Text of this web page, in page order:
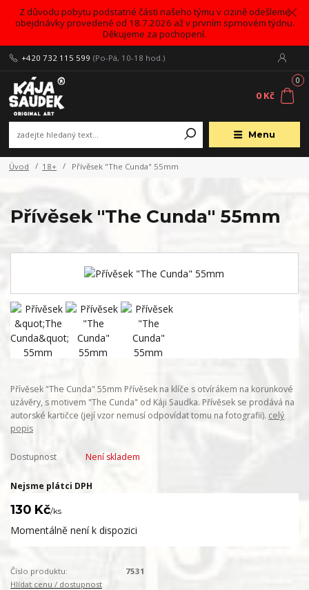
Z důvodu pobytu podstatné části našeho týmu v cizině odešleme
obejdnávky provedené od 18.7.2026 až v prvním sprnovém týdnu.
Děkujeme za pochopení.
Menu
+420 732 115 599 (Po-Pá, 10-18 hod.)
0
0 Kč
Úvod 18+ Přívěsek "The Cunda" 55mm
Přívěsek "The Cunda" 55mm
Přívěsek "The Cunda" 55mm Přívěsek na klíče s otvírákem na korunkové
uzávěry, s motivem "The Cunda" od Káji Saudka. Přívěsek se prodává na
autorské kartičce (její vzor nemusí odpovídat tomu na fotografii). celý
popis
Dostupnost Není skladem
Nejsme plátci DPH
130 Kč/ks
Momentálně není k dispozici
Číslo produktu:
7531
Hlídat cenu / dostupnost